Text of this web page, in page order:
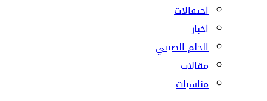
احتفالات
اخبار
الحلم الصيني
مقالات
مناسبات